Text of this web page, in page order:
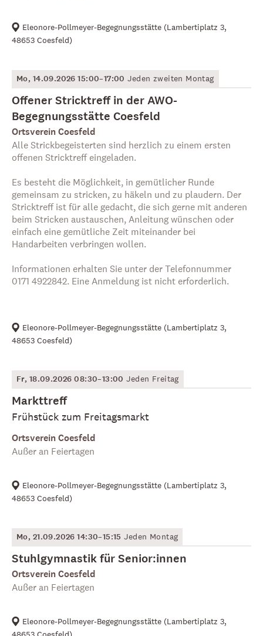
Eleonore-Pollmeyer-Begegnungsstätte (Lambertiplatz 3,
48653 Coesfeld)
Mo, 14.09.2026 15:00–17:00 Jeden zweiten Montag
Offener Stricktreff in der AWO-
Begegnungsstätte Coesfeld
Ortsverein Coesfeld
Alle Strickbegeisterten sind herzlich zu einem ersten
offenen Stricktreff eingeladen.
Es besteht die Möglichkeit, in gemütlicher Runde
gemeinsam zu stricken, zu häkeln und zu plaudern. Der
Stricktreff ist für alle gedacht, die sich gerne mit anderen
beim Stricken austauschen, Anleitung wünschen oder
einfach eine gemütliche Zeit miteinander bei
Handarbeiten verbringen wollen.
Informationen erhalten Sie unter der Telefonnummer
0171 4922842. Eine Anmeldung ist nicht erforderlich.
Eleonore-Pollmeyer-Begegnungsstätte (Lambertiplatz 3,
48653 Coesfeld)
Fr, 18.09.2026 08:30–13:00 Jeden Freitag
Markttreff
Frühstück zum Freitagsmarkt
Ortsverein Coesfeld
Außer an Feiertagen
Eleonore-Pollmeyer-Begegnungsstätte (Lambertiplatz 3,
48653 Coesfeld)
Mo, 21.09.2026 14:30–15:15 Jeden Montag
Stuhlgymnastik für Senior:innen
Ortsverein Coesfeld
Außer an Feiertagen
Eleonore-Pollmeyer-Begegnungsstätte (Lambertiplatz 3,